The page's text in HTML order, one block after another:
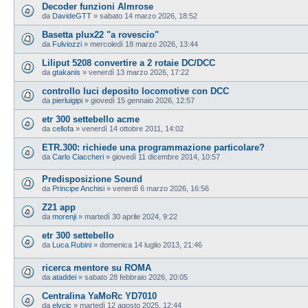
Decoder funzioni Almrose
da DavideGTT » sabato 14 marzo 2026, 18:52
Basetta plux22 "a rovescio"
da Fulviozzi » mercoledì 18 marzo 2026, 13:44
Liliput 5208 convertire a 2 rotaie DC/DCC
da gtakanis » venerdì 13 marzo 2026, 17:22
controllo luci deposito locomotive con DCC
da pierluigipi » giovedì 15 gennaio 2026, 12:57
etr 300 settebello acme
da cellofa » venerdì 14 ottobre 2011, 14:02
ETR.300: richiede una programmazione particolare?
da Carlo Ciaccheri » giovedì 11 dicembre 2014, 10:57
Predisposizione Sound
da Principe Anchisi » venerdì 6 marzo 2026, 16:56
Z21 app
da morenji » martedì 30 aprile 2024, 9:22
etr 300 settebello
da Luca.Rubini » domenica 14 luglio 2013, 21:46
ricerca mentore su ROMA
da ataddei » sabato 28 febbraio 2026, 20:05
Centralina YaMoRc YD7010
da elvcic » martedì 12 agosto 2025, 12:44